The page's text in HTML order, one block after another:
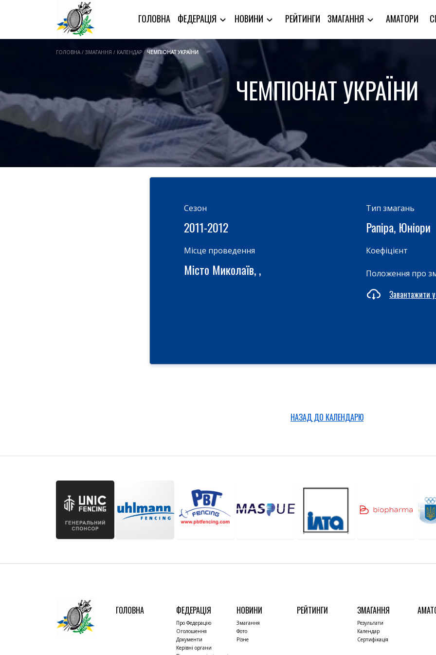
ГОЛОВНА ФЕДЕРАЦІЯ НОВИНИ РЕЙТИНГИ ЗМАГАННЯ АМАТОРИ
ГОЛОВНА / ЗМАГАННЯ / КАЛЕНДАР / ЧЕМПІОНАТ УКРАЇНИ
ЧЕМПІОНАТ УКРАЇНИ
Cезон
2011-2012
Місце проведення
Місто Миколаїв, ,
Тип змагань
Рапіра, Юніори
Коефіцієнт
Положення про
Завантажити
НАЗАД ДО КАЛЕНДАРЮ
ГОЛОВНА ФЕДЕРАЦІЯ
Про Федерацію
Оголошення
Документи
Керівні органи
НОВИНИ
Змагання
Фото
Різне
РЕЙТИНГИ ЗМАГАННЯ
Результати
Календар
Сертифікація